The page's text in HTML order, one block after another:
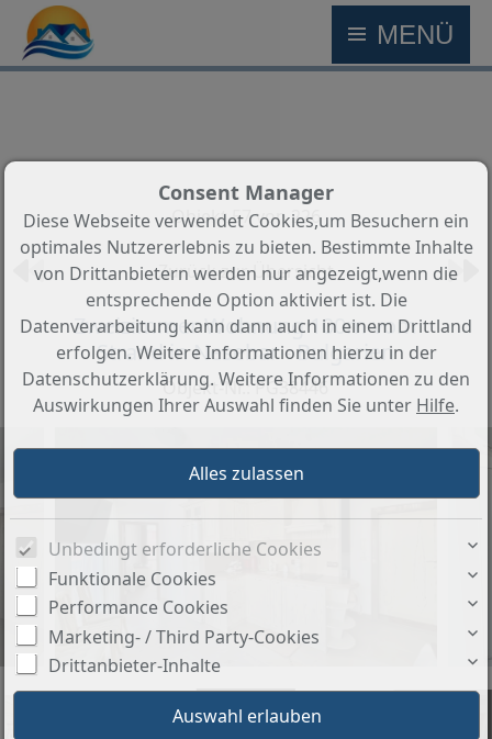
MENÜ
Objekt 57 von 226
Zurück zur Übersicht
Zweizimmer Wohnung 100m vom
Strand in Nesebar - Bulgarien
Objekt-Nr.: PG38446
Consent Manager
Diese Webseite verwendet Cookies,um Besuchern ein
optimales Nutzererlebnis zu bieten. Bestimmte Inhalte
von Drittanbietern werden nur angezeigt,wenn die
entsprechende Option aktiviert ist. Die
Datenverarbeitung kann dann auch in einem Drittland
erfolgen. Weitere Informationen hierzu in der
Datenschutzerklärung. Weitere Informationen zu den
Auswirkungen Ihrer Auswahl finden Sie unter Hilfe.
Unbedingt erforderliche Cookies
Funktionale Cookies
Performance Cookies
Marketing- / Third Party-Cookies
Drittanbieter-Inhalte